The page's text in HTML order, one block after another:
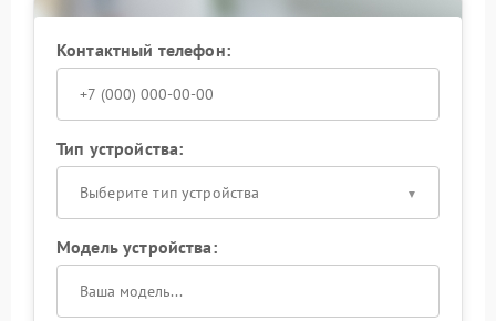
Контактный телефон:
Тип устройства:
Выберите тип устройства
Модель устройства: